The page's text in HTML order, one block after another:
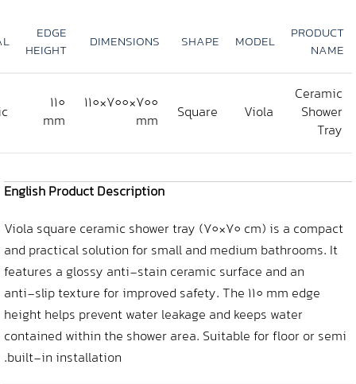
PRODUCT
NAME
MODEL
SHAPE
DIMENSIONS
EDGE
HEIGHT
Ceramic
Shower
Tray
Viola
Square
700×700×110
mm
110
mm
English Product Description
Viola square ceramic shower tray (70×70 cm) is a compact
and practical solution for small and medium bathrooms. It
features a glossy anti‑stain ceramic surface and an
anti‑slip texture for improved safety. The 110 mm edge
height helps prevent water leakage and keeps water
contained within the shower area. Suitable for floor or semi
built‑in installation.